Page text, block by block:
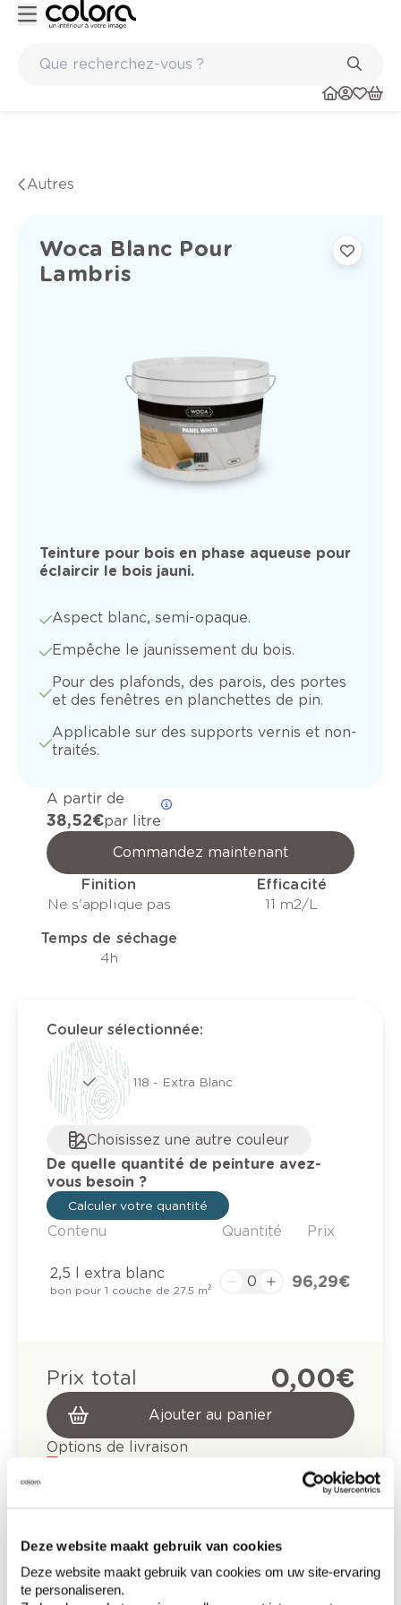
Deze website maakt gebruik van cookies
Deze website maakt gebruik van cookies om uw site-ervaring
te personaliseren.
Autres
Woca Blanc Pour
Lambris
Teinture pour bois en phase aqueuse pour
éclaircir le bois jauni.
Aspect blanc, semi-opaque.
Empêche le jaunissement du bois.
Pour des plafonds, des parois, des portes
et des fenêtres en planchettes de pin.
Applicable sur des supports vernis et non-
traités.
A partir de
38,52 €par litre
Commandez maintenant
Finition
Ne s'applique pas
Efficacité
11 m2/L
Temps de séchage
4h
Couleur sélectionnée:
118 - Extra Blanc
Choisissez une autre couleur
De quelle quantité de peinture avez-
vous besoin ?
Calculer votre quantité
Contenu Quantité Prix
2,5 l extra blanc
bon pour 1 couche de 27.5 m² 96,29 €
Prix total 0,00 €
Ajouter au panier
Options de livraison
Commandé en semaine (lu-ve), livré dans les 2 à 3
Description du produit